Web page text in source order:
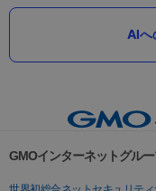
AIへ
GMOインターネットグル